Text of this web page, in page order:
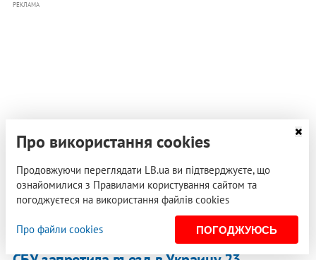
РЕКЛАМА
Про використання cookies
Продовжуючи переглядати LB.ua ви підтверджуєте, що
ознайомилися з Правилами користування сайтом та
погоджуєтеся на використання файлів cookies
Про файли cookies ПОГОДЖУЮСЬ